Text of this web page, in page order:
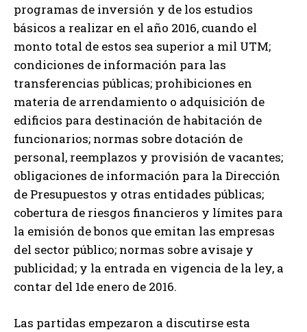
programas de inversión y de los estudios
básicos a realizar en el año 2016, cuando el
monto total de estos sea superior a mil UTM;
condiciones de información para las
transferencias públicas; prohibiciones en
materia de arrendamiento o adquisición de
edificios para destinación de habitación de
funcionarios; normas sobre dotación de
personal, reemplazos y provisión de vacantes;
obligaciones de información para la Dirección
de Presupuestos y otras entidades públicas;
cobertura de riesgos financieros y límites para
la emisión de bonos que emitan las empresas
del sector público; normas sobre avisaje y
publicidad; y la entrada en vigencia de la ley, a
contar del 1de enero de 2016.
Las partidas empezaron a discutirse esta